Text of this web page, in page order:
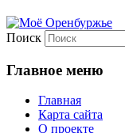
Поиск
Главное меню
Главная
Карта сайта
О проекте